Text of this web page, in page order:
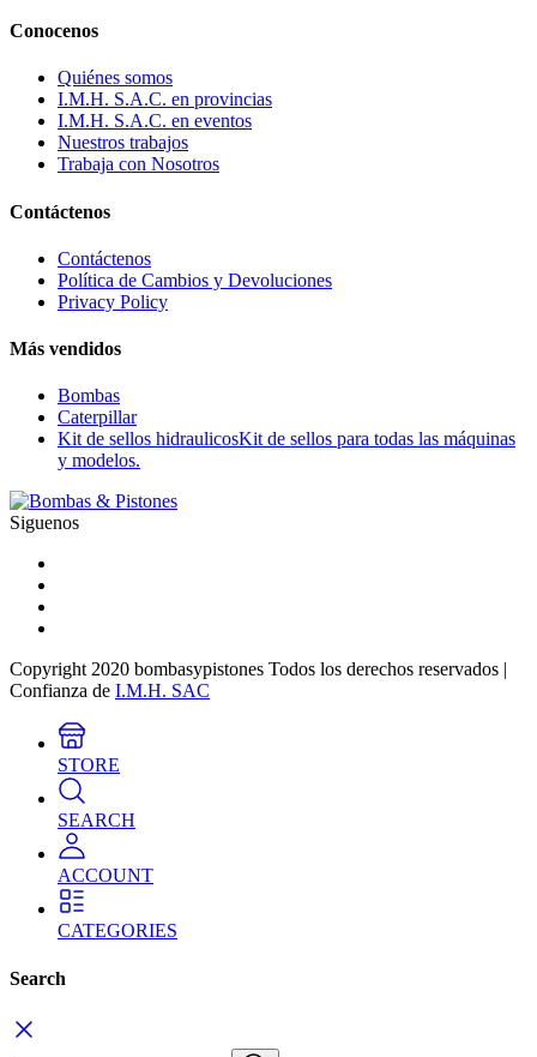
Conocenos
Quiénes somos
I.M.H. S.A.C. en provincias
I.M.H. S.A.C. en eventos
Nuestros trabajos
Trabaja con Nosotros
Contáctenos
Contáctenos
Política de Cambios y Devoluciones
Privacy Policy
Más vendidos
Bombas
Caterpillar
Kit de sellos hidraulicosKit de sellos para todas las máquinas
y modelos.
Siguenos
Copyright 2020 bombasypistones Todos los derechos reservados |
Confianza de I.M.H. SAC
STORE
SEARCH
ACCOUNT
CATEGORIES
Search